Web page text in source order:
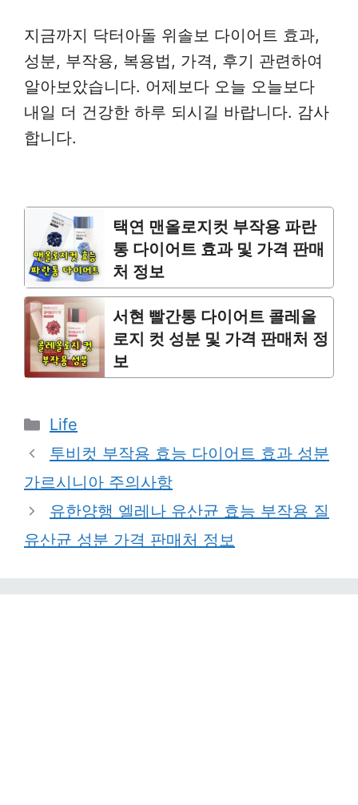
지금까지 닥터아돌 위솔보 다이어트 효과,
성분, 부작용, 복용법, 가격, 후기 관련하여
알아보았습니다. 어제보다 오늘 오늘보다
내일 더 건강한 하루 되시길 바랍니다. 감사
합니다.
택연 맨올로지컷 부작용 파란
통 다이어트 효과 및 가격 판매
처 정보
서현 빨간통 다이어트 콜레올
로지 컷 성분 및 가격 판매처 정
보
Categories
Life
투비컷 부작용 효능 다이어트 효과 성분
가르시니아 주의사항
유한양행 엘레나 유산균 효능 부작용 질
유산균 성분 가격 판매처 정보